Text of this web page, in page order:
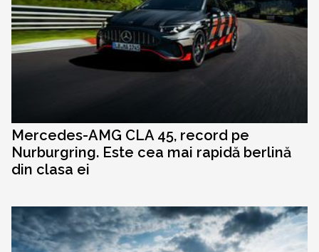
Mercedes-AMG CLA 45, record pe
Nurburgring. Este cea mai rapidă berlină
din clasa ei